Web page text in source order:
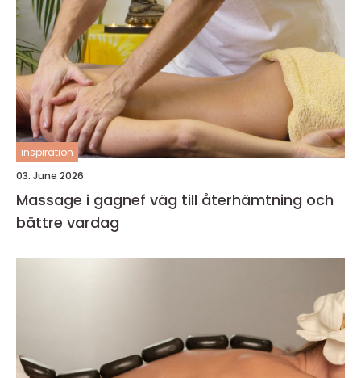
inspiration
03. June 2026
Massage i gagnef väg till återhämtning och
bättre vardag